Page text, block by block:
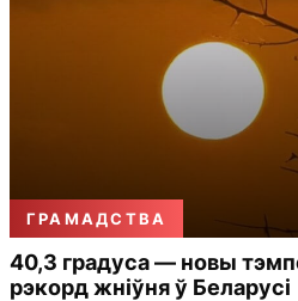
ГРАМАДСТВА
40,3 градуса — новы
рэкорд жніўня ў Беларусі